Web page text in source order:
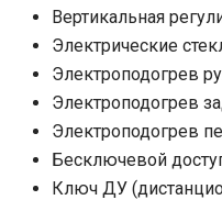
Вертикальная
Электрические
Электроподогрев
Электроподогрев
Электроподогрев
Бесключевой
Ключ ДУ